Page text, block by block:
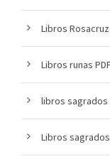
Libros Rosacruz
Libros runas
libros sagrados
Libros